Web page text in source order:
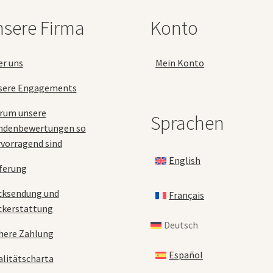
Firma
uns
Engagements
unsere
so
sind
und
Zahlung
Konto
Mein Konto
Sprachen
English
Français
Deutsch
Español